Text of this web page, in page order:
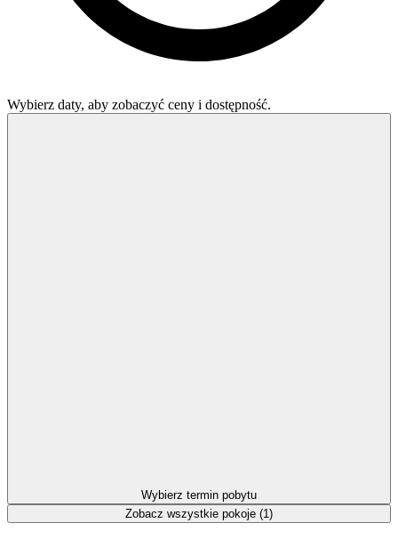
Wybierz daty, aby zobaczyć ceny i dostępność.
Wybierz termin pobytu
Zobacz wszystkie pokoje (1)